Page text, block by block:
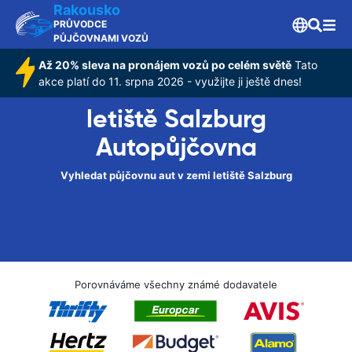
Rakousko
PRŮVODCE
PŮJČOVNAMI VOZŮ
Až 20% sleva na pronájem vozů po celém světě Tato
akce platí do 11. srpna 2026 - využijte ji ještě dnes!
letiště Salzburg
Autopůjčovna
Vyhledat půjčovnu aut v zemi letiště Salzburg
Porovnáváme všechny známé dodavatele